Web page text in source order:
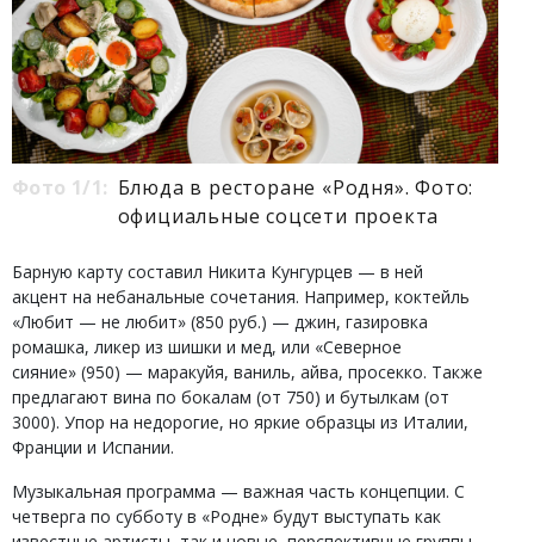
Фото 1/1: Блюда в ресторане «Родня». Фото:
официальные соцсети проекта
Барную карту составил Никита Кунгурцев — в ней
акцент на небанальные сочетания. Например, коктейль
«Любит — не любит» (850 руб.) — джин, газировка
ромашка, ликер из шишки и мед, или «Северное
сияние» (950) — маракуйя, ваниль, айва, просекко. Также
предлагают вина по бокалам (от 750) и бутылкам (от
3000). Упор на недорогие, но яркие образцы из Италии,
Франции и Испании.
Музыкальная программа — важная часть концепции. С
четверга по субботу в «Родне» будут выступать как